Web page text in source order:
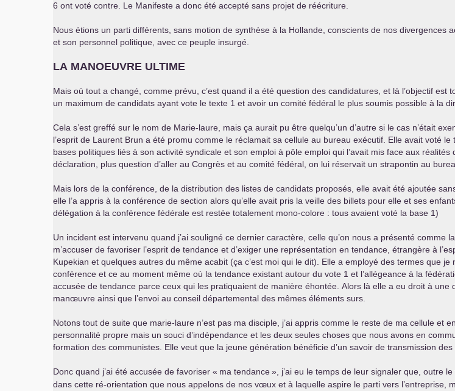
6 ont voté contre. Le Manifeste a donc été accepté sans projet de réécriture.
Nous étions un parti différents, sans motion de synthèse à la Hollande, conscients de nos
et son personnel politique, avec ce peuple insurgé.
LA MANOEUVRE ULTIME
Mais où tout a changé, comme prévu, c’est quand il a été question des candidatures, et là l’objectif
un maximum de candidats ayant vote le texte 1 et avoir un comité fédéral le plus soumis possible à la
Cela s’est greffé sur le nom de Marie-laure, mais ça aurait pu être quelqu’un d’autre si le cas n’était
l’esprit de Laurent Brun a été promu comme le réclamait sa cellule au bureau exécutif. Elle avait voté
bases politiques liés à son activité syndicale et son emploi à pôle emploi qui l’avait mis face aux
déclaration, plus question d’aller au Congrès et au comité fédéral, on lui réservait un strapontin au
Mais lors de la conférence, de la distribution des listes de candidats proposés, elle avait été ajoutée
elle l’a appris à la conférence de section alors qu’elle avait pris la veille des billets pour elle et ses
délégation à la conférence fédérale est restée totalement mono-colore : tous avaient voté la base 1)
Un incident est intervenu quand j’ai souligné ce dernier caractère, celle qu’on nous a présenté
m’accuser de favoriser l’esprit de tendance et d’exiger une représentation en tendance, étrangère à
Kupekian et quelques autres du même acabit (ça c’est moi qui le dit). Elle a employé des termes que
conférence et ce au moment même où la tendance existant autour du vote 1 et l’allégeance à la
accusée de tendance parce ceux qui les pratiquaient de manière éhontée. Alors là elle a eu droit à
manœuvre ainsi que l’envoi au conseil départemental des mêmes éléments surs.
Notons tout de suite que marie-laure n’est pas ma disciple, j’ai appris comme le reste de ma cellule et
personnalité propre mais un souci d’indépendance et les deux seules choses que nous avons en
formation des communistes. Elle veut que la jeune génération bénéficie d’un savoir de transmission des
Donc quand j’ai été accusée de favoriser « ma tendance», j’ai eu le temps de leur signaler que, outre
dans cette ré-orientation que nous appelons de nos vœux et à laquelle aspire le parti vers l’entreprise,